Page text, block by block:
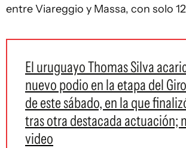
entre Viareggio y Massa, con solo
El uruguayo Thomas Silva
nuevo podio en la etapa del
de este sábado, en la que
tras otra destacada actuación;
video